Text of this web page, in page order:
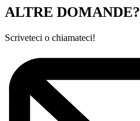
ALTRE DOMANDE?
Scriveteci o chiamateci!